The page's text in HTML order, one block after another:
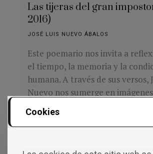
Las tijeras del gran
2016)
JOSÉ LUIS NUEVO ÁBALOS
Este poemario nos invita a
el tiempo, la memoria y la
humana. A través de sus versos,
Nuevo nos sumerge en
oscilan entre la introspección y
social. Su estructura en tres
Cookies